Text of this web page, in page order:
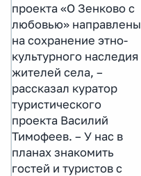
проекта «О Зенково с
любовью» направлены
на сохранение этно-
культурного наследия
жителей села, –
рассказал куратор
туристического
проекта Василий
Тимофеев. – У нас в
планах знакомить
гостей и туристов с